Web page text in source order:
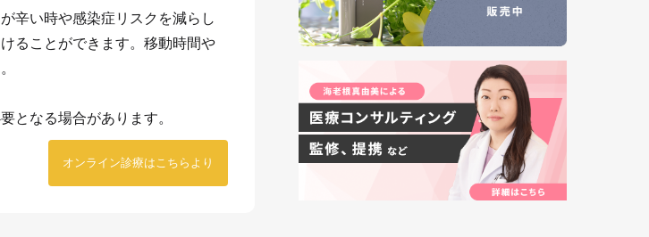
辛い時や感染症リスクを減らし
ることができます。移動時間や
となる場合があります。
オンライン診療はこちらより